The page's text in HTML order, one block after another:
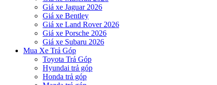
Giá xe Jaguar 2026
Giá xe Bentley
Giá xe Land Rover 2026
Giá xe Porsche 2026
Giá xe Subaru 2026
Mua Xe Trả Góp
Toyota Trả Góp
Hyundai trả góp
Honda trả góp